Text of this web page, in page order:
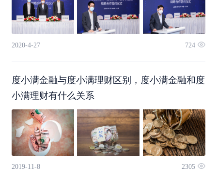
了包括智能获客、大数据风控、身份识别、智能投
顾、智能客服等多项核心能力，具备业内领先的金
银行仍将持续推进数字化，以向客户提供更智能、
更贴近、更安全的数字金融产品。”
2020-4-27 724
度小满金融与度小满理财区别，度小满金融和度
小满理财有什么关系
2019-11-8 2305